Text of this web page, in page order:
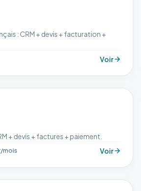
: CRM + devis + facturation +
Voir
+ devis + factures + paiement.
mois Voir